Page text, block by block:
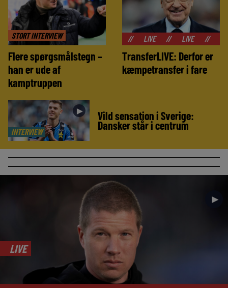
STORT INTERVIEW
Flere spørgsmålstegn –
han er ude af
kamptruppen
// // LIVE LIVE //
TransferLIVE: Derfor er
kæmpetransfer i fare
INTERVIEW
► Vild sensation i Sverige:
Dansker står i centrum
►
LIVE